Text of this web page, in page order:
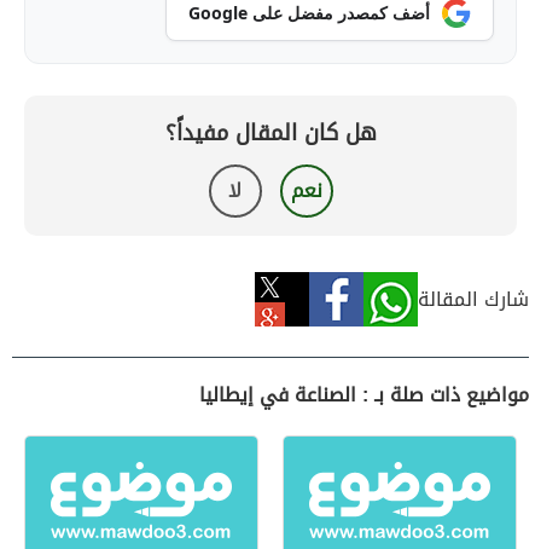
أضف كمصدر مفضل على Google
هل كان المقال مفيداً؟
نعم لا
شارك المقالة
مواضيع ذات صلة بـ : الصناعة في إيطاليا